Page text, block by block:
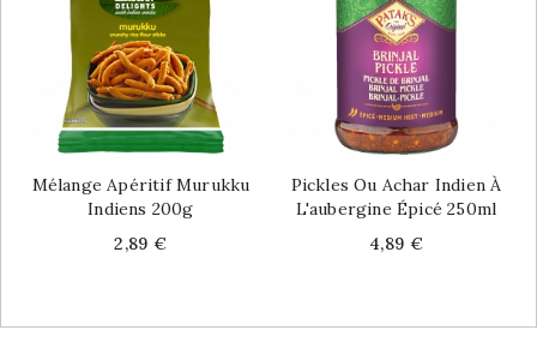
Mélange Apéritif Murukku
Indiens 200g
Price
2,89 €
Pickles Ou Achar Indien À
L'aubergine Épicé 250ml
Price
4,89 €